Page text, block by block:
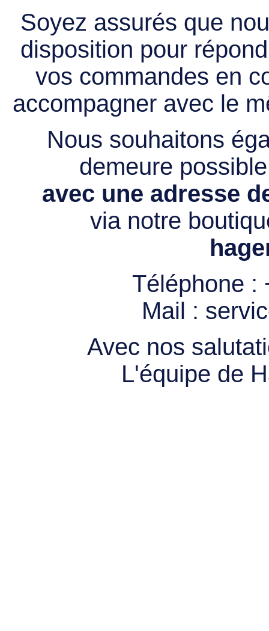
Soyez assurés que
disposition pour
vos commandes en
accompagner avec le
Nous souhaitons
demeure
avec une adresse
via notre
Téléphone :
Mail :
Avec nos
L'équipe de